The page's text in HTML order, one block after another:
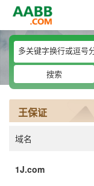
搜索
王保证
域名
1J.com